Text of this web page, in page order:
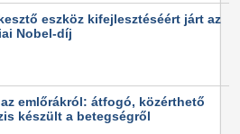
eszköz kifejlesztéséért járt az
Nobel-díj
emlőrákról: átfogó, közérthető
készült a betegségről